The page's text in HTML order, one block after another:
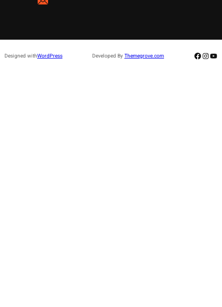
Designed withWordPress Developed By Themegrove.com